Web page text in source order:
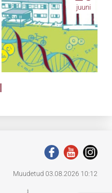
juuni
Muudetud 03.08.2026 10:12